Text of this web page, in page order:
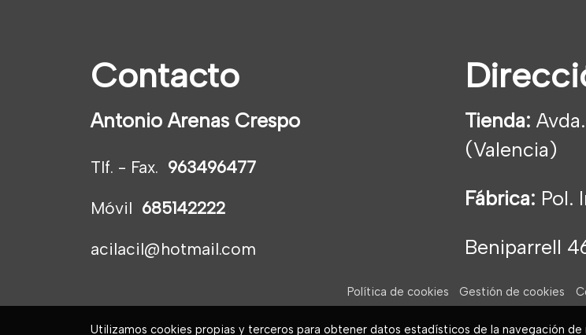
Contacto
Antonio Arenas Crespo
Tlf. - Fax. 963496477
Móvil 685142222
acilacil@hotmail.com
Tienda:
(Valencia)
Fábrica: Pol.
Beniparrell
Política de cookies Gestión de cookies
Utilizamos cookies propias y terceros para obtener datos estadísticos de la navegación de